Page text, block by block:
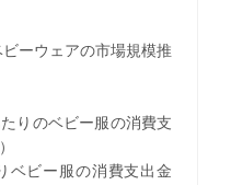
ウェアの市場規模推
のベビー服の消費支
ー服の消費支出金